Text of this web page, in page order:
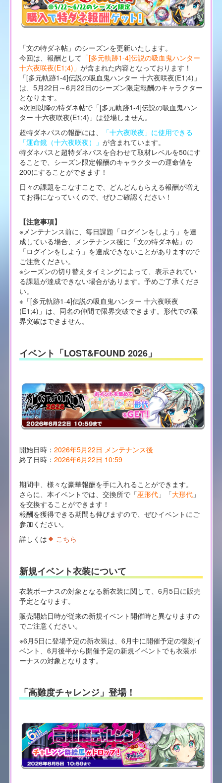
「文の特ダネ帖」のシーズンを更新いたします。
今回は、報酬として 「[多元軌跡1-4]伝説の吸血鬼ハンター
十六夜咲夜(E1;4)」 が含まれた内容となっております！
「[多元軌跡1-4]伝説の吸血鬼ハンター 十六夜咲夜(E1;4)」
は、5月22日～6月22日のシーズン限定報酬のキャラクター
となります。
※次回以降の特ダネ帖で「[多元軌跡1-4]伝説の吸血鬼ハン
ター 十六夜咲夜(E1;4)」は登場しません。
超特ダネパスの報酬には、
「十六夜咲夜」に使用できる
「運命鏡（十六夜咲夜）」 が含まれています。
特ダネパスと超特ダネパスを合わせて取材レベルを50にす
ることで、シーズン限定報酬のキャラクターの運命値を
200にすることができます！
日々の課題をこなすことで、どんどんもらえる報酬が増え
てお得になっていくので、ぜひご確認ください！
【注意事項】
※メンテナンス前に、毎日課題「ログインをしよう」を達
成している場合、メンテナンス後に「文の特ダネ帖」の
「ログインをしよう」を達成できないことがありますので
ご注意ください。
※シーズンの切り替えタイミングによって、表示されてい
る課題が達成できない場合があります。予めご了承くださ
い。
※「[多元軌跡1-4]伝説の吸血鬼ハンター 十六夜咲夜
(E1;4)」は、同名の仲間で限界突破できます。形代での限
界突破はできません。
イベント「LOST&FOUND 2026」
開始日時： 2026年5月22日 メンテナンス後
終了日時： 2026年6月22日 10:59
期間中、様々な豪華報酬を手に入れることができます。
さらに、本イベントでは、交換所で「巫形代」「大形代」
を交換することができます！
報酬を獲得できる期間も伸びますので、ぜひイベントにご
参加ください。
詳しくは
こちら
新規イベント衣装について
衣装ボーナスの対象となる新衣装に関して、6月5日に販売
予定となります。
販売開始日時が従来の新規イベント開催時と異なりますの
でご注意ください。
※6月5日に登場予定の新衣装は、6月中に開催予定の復刻イ
ベント、6月後半から開催予定の新規イベントでも衣装ボ
ーナスの対象となります。
「高難度チャレンジ」登場！